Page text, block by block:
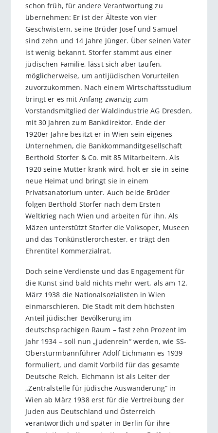
schon früh, für andere Verantwortung zu
übernehmen: Er ist der Älteste von vier
Geschwistern, seine Brüder Josef und Samuel
sind zehn und 14 Jahre jünger. Über seinen Vater
ist wenig bekannt. Storfer stammt aus einer
jüdischen Familie, lässt sich aber taufen,
möglicherweise, um antijüdischen Vorurteilen
zuvorzukommen. Nach einem Wirtschaftsstudium
bringt er es mit Anfang zwanzig zum
Vorstandsmitglied der Waldindustrie AG Dresden,
mit 30 Jahren zum Bankdirektor. Ende der
1920er-Jahre besitzt er in Wien sein eigenes
Unternehmen, die Bankkommanditgesellschaft
Berthold Storfer & Co. mit 85 Mitarbeitern. Als
1920 seine Mutter krank wird, holt er sie in seine
neue Heimat und bringt sie in einem
Privatsanatorium unter. Auch beide Brüder
folgen Berthold Storfer nach dem Ersten
Weltkrieg nach Wien und arbeiten für ihn. Als
Mäzen unterstützt Storfer die Volksoper, Museen
und das Tonkünstler­orchester, er trägt den
Ehrentitel Kommerzialrat.
Doch seine Verdienste und das Engagement für
die Kunst sind bald nichts mehr wert, als am 12.
März 1938 die Nationalsozialisten in Wien
einmarschieren. Die Stadt mit dem höchsten
Anteil jüdischer Bevölkerung im
deutschsprachigen Raum – fast zehn Prozent im
Jahr 1934 – soll nun „judenrein“ werden, wie SS-
Obersturmbannführer Adolf Eichmann es 1939
formuliert, und damit Vorbild für das gesamte
Deutsche Reich. Eichmann ist als Leiter der
„Zentralstelle für jüdische Auswanderung“ in
Wien ab März 1938 erst für die Vertreibung der
Juden aus Deutschland und Österreich
verantwortlich und später in Berlin für ihre